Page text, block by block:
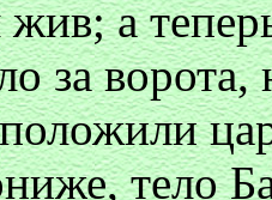
жив; а
за
тело